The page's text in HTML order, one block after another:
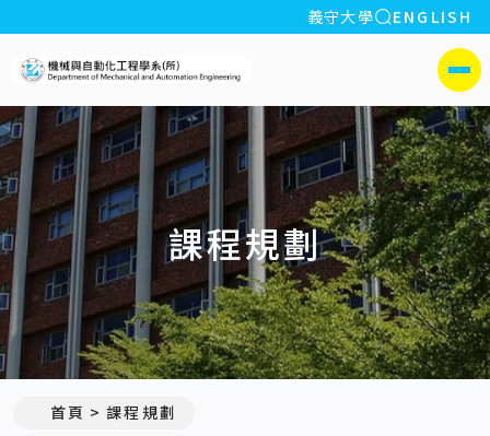
:::
義守大學 全站搜索
ENGLISH
義守大學機械與自動化工程學
側選單
課程規劃
首頁 課程規劃